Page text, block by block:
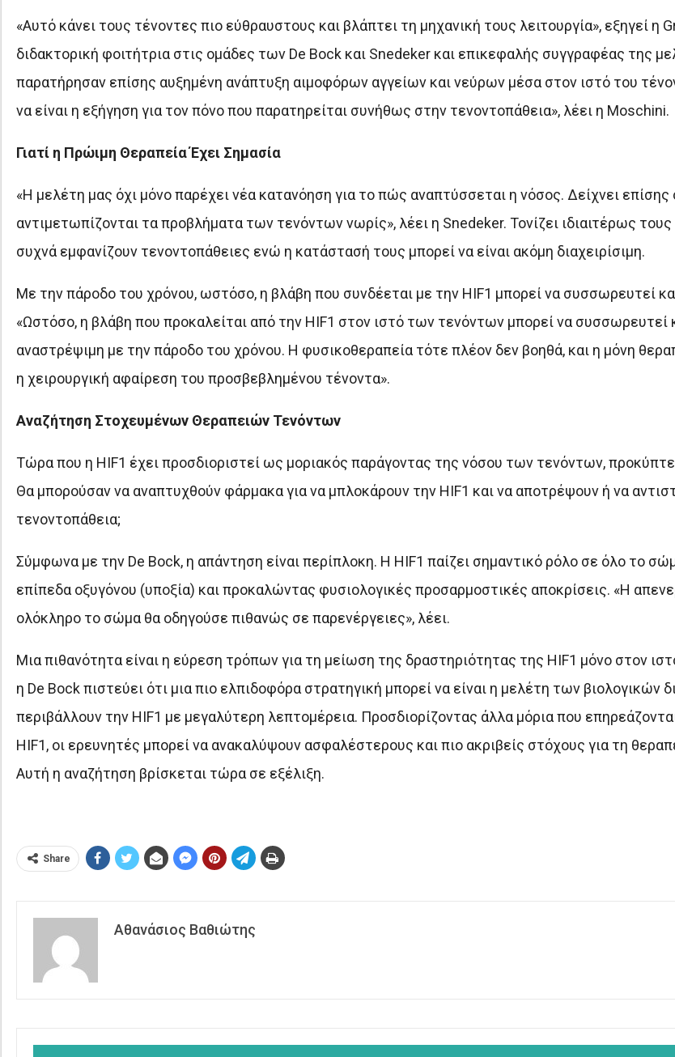
«Αυτό κάνει τους τένοντες πιο εύθραυστους και βλάπτει τη μηχανική τους λειτουργία», εξηγεί η
διδακτορική φοιτήτρια στις ομάδες των De Bock και Snedeker και επικεφαλής συγγραφέας της
παρατήρησαν επίσης αυξημένη ανάπτυξη αιμοφόρων αγγείων και νεύρων μέσα στον ιστό του
να είναι η εξήγηση για τον πόνο που παρατηρείται συνήθως στην τενοντοπάθεια», λέει η Moschini.
Γιατί η Πρώιμη Θεραπεία Έχει Σημασία
«Η μελέτη μας όχι μόνο παρέχει νέα κατανόηση για το πώς αναπτύσσεται η νόσος. Δείχνει επίσης
αντιμετωπίζονται τα προβλήματα των τενόντων νωρίς», λέει η Snedeker. Τονίζει ιδιαιτέρως
συχνά εμφανίζουν τενοντοπάθειες ενώ η κατάστασή τους μπορεί να είναι ακόμη διαχειρίσιμη.
Με την πάροδο του χρόνου, ωστόσο, η βλάβη που συνδέεται με την HIF1 μπορεί να συσσωρευτεί και
«Ωστόσο, η βλάβη που προκαλείται από την HIF1 στον ιστό των τενόντων μπορεί να συσσωρευτεί
αναστρέψιμη με την πάροδο του χρόνου. Η φυσικοθεραπεία τότε πλέον δεν βοηθά, και η μόνη
η χειρουργική αφαίρεση του προσβεβλημένου τένοντα».
Αναζήτηση Στοχευμένων Θεραπειών Τενόντων
Τώρα που η HIF1 έχει προσδιοριστεί ως μοριακός παράγοντας της νόσου των τενόντων,
Θα μπορούσαν να αναπτυχθούν φάρμακα για να μπλοκάρουν την HIF1 και να αποτρέψουν ή να
τενοντοπάθεια;
Σύμφωνα με την De Bock, η απάντηση είναι περίπλοκη. Η HIF1 παίζει σημαντικό ρόλο σε όλο το
επίπεδα οξυγόνου (υποξία) και προκαλώντας φυσιολογικές προσαρμοστικές αποκρίσεις. «Η
ολόκληρο το σώμα θα οδηγούσε πιθανώς σε παρενέργειες», λέει.
Μια πιθανότητα είναι η εύρεση τρόπων για τη μείωση της δραστηριότητας της HIF1 μόνο στον
η De Bock πιστεύει ότι μια πιο ελπιδοφόρα στρατηγική μπορεί να είναι η μελέτη των βιολογικών
περιβάλλουν την HIF1 με μεγαλύτερη λεπτομέρεια. Προσδιορίζοντας άλλα μόρια που
HIF1, οι ερευνητές μπορεί να ανακαλύψουν ασφαλέστερους και πιο ακριβείς στόχους για τη
Αυτή η αναζήτηση βρίσκεται τώρα σε εξέλιξη.
Share
Αθανάσιος Βαθιώτης